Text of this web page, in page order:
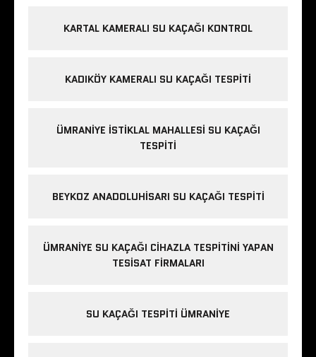
KARTAL KAMERALI SU KAÇAĞI KONTROL
KADIKÖY KAMERALI SU KAÇAĞI TESPITI
ÜMRANIYE İSTIKLAL MAHALLESI SU KAÇAĞI
TESPITI
BEYKOZ ANADOLUHISARI SU KAÇAĞI TESPITI
ÜMRANIYE SU KAÇAĞI CIHAZLA TESPITINI YAPAN
TESISAT FIRMALARI
SU KAÇAĞI TESPITI ÜMRANIYE